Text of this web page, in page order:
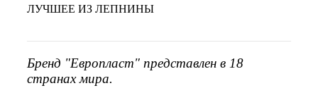
ЛУЧШЕЕ ИЗ ЛЕПНИНЫ
Бренд "Европласт" представлен в 18
странах мира.